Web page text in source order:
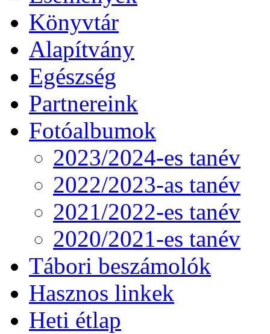
Könyvtár
Alapítvány
Egészség
Partnereink
Fotóalbumok
2023/2024-es tanév
2022/2023-as tanév
2021/2022-es tanév
2020/2021-es tanév
Tábori beszámolók
Hasznos linkek
Heti étlap